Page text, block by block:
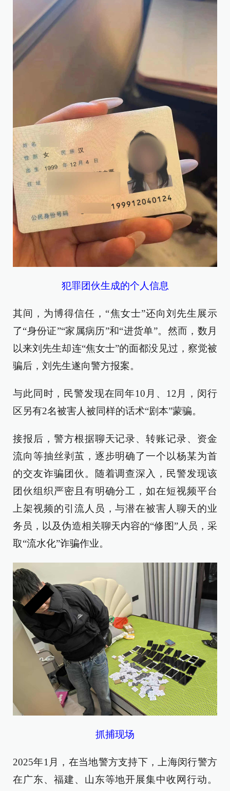
犯罪团伙生成的个人信息
其间，为博得信任，“焦女士”还向刘先生展示
了“身份证”“家属病历”和“进货单”。然而，数月
以来刘先生却连“焦女士”的面都没见过，察觉被
骗后，刘先生遂向警方报案。
与此同时，民警发现在同年10月、12月，闵行
区另有2名被害人被同样的话术“剧本”蒙骗。
接报后，警方根据聊天记录、转账记录、资金
流向等抽丝剥茧，逐步明确了一个以杨某为首
的交友诈骗团伙。随着调查深入，民警发现该
团伙组织严密且有明确分工，如在短视频平台
上架视频的引流人员，与潜在被害人聊天的业
务员，以及伪造相关聊天内容的“修图”人员，采
取“流水化”诈骗作业。
抓捕现场
2025年1月，在当地警方支持下，上海闵行警方
在广东、福建、山东等地开展集中收网行动。